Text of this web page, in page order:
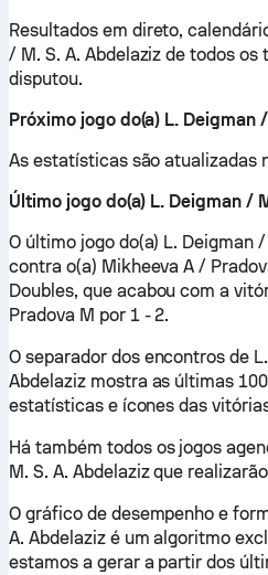
Resultados em direto,
/ M. S. A. Abdelaziz de todos
disputou.
Próximo jogo do(a) L. Deigman
As estatísticas são atualizadas
Último jogo do(a) L. Deigman /
O último jogo do(a) L. Deigman
contra o(a) Mikheeva A /
Doubles, que acabou com a
Pradova M por 1 - 2.
O separador dos encontros de
Abdelaziz mostra as últimas
estatísticas e ícones das
Há também todos os jogos
M. S. A. Abdelaziz que
O gráfico de desempenho e
A. Abdelaziz é um algoritmo
estamos a gerar a partir dos